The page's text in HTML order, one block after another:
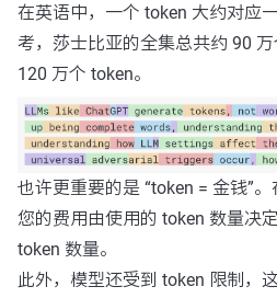
在英语中，一个 token 大约对应
考，莎士比亚的全集总共约 90
120 万个 token。
也许更重要的是 “token = 金钱”。
您的费用由使用的 token 数量决
token 数量。
此外，模型还受到 token 限制，